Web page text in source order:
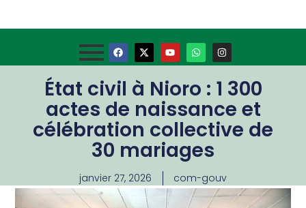
État civil à Nioro : 1 300
actes de naissance et
célébration collective de
30 mariages
janvier 27, 2026 com-gouv